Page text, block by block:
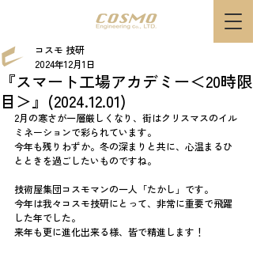
『スマート工場アカデミー＜20時限
目＞』(2024.12.01)
コスモ 技研
2024年12月1日
2月の寒さが一層厳しくなり、街はクリスマスのイル
ミネーションで彩られています。
今年も残りわずか。冬の深まりと共に、心温まるひ
とときを過ごしたいものですね。
技術屋集団コスモマンの一人「たかし」です。
今年は我々コスモ技研にとって、非常に重要で飛躍
した年でした。
来年も更に進化出来る様、皆で精進します！